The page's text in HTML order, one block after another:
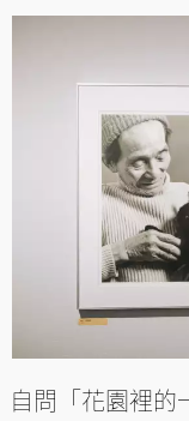
自問「花園裡